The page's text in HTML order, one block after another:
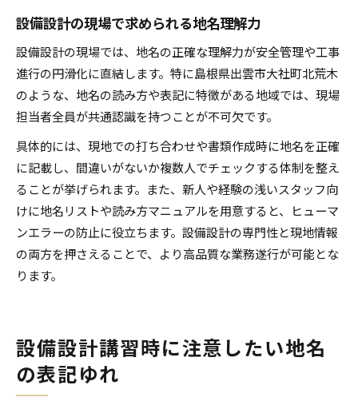
設備設計の現場で求められる地名理解力
設備設計の現場では、地名の正確な理解力が安全管理や工事
進行の円滑化に直結します。特に島根県出雲市大社町北荒木
のような、地名の読み方や表記に特徴がある地域では、現場
担当者全員が共通認識を持つことが不可欠です。
具体的には、現地での打ち合わせや書類作成時に地名を正確
に記載し、間違いがないか複数人でチェックする体制を整え
ることが挙げられます。また、新人や経験の浅いスタッフ向
けに地名リストや読み方マニュアルを用意すると、ヒューマ
ンエラーの防止に役立ちます。設備設計の専門性と現地情報
の両方を押さえることで、より高品質な業務遂行が可能とな
ります。
設備設計講習時に注意したい地名
の表記ゆれ